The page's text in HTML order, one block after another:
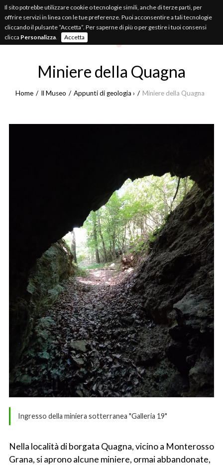
MUSEOAPPUNTI.IT
Appunti di naturacuneese
Miniere della Quagna
Home Il Museo Appunti di geologia › Miniere della Quagna
Ingresso della miniera sotterranea "Galleria 19"
Nella località di borgata Quagna, vicino a Monterosso
Grana, si aprono alcune miniere, ormai abbandonate,
Il sito potrebbe utilizzare cookie o tecnologie simili, anche di terze parti, per
offrire servizi in linea con le tue preferenze. Puoi acconsentire a tali tecnologie
cliccando il pulsante “Accetta”. Per saperne di più o per gestire i tuoi consensi
clicca Personalizza. Accetta